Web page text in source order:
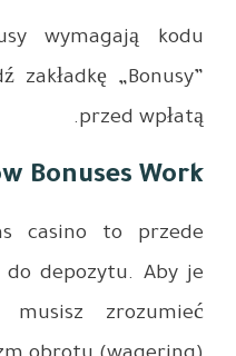
Uwaga:
Bonusy
w pełni